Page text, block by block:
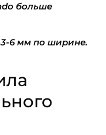
больше
6 мм по ширине.